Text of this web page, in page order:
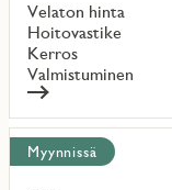
Velaton hinta
Hoitovastike
Kerros
Valmistuminen
Myynnissä